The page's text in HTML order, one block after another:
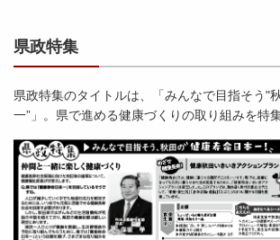
県政特集
県政特集のタイトルは、「みんなで目指そう"
一”」。県で進める健康づくりの取り組みを特